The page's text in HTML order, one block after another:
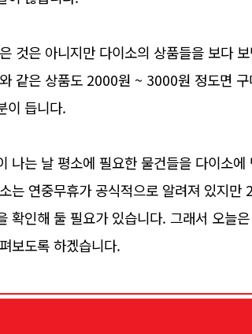
것은 아니지만 다이소의 상품들을 보다
같은 상품도 2000원 ~ 3000원 정도면
이 듭니다.
나는 날 평소에 필요한 물건들을 다이소
는 연중무휴가 공식적으로 알려져 있지만
확인해 둘 필요가 있습니다. 그래서 오늘
보도록 하겠습니다.